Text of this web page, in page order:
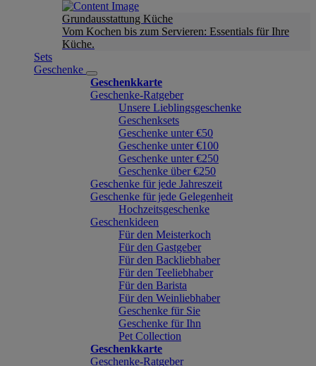
Grundausstattung Küche
Vom Kochen bis zum Servieren: Essentials für Ihre
Küche.
Sets
Geschenke
Geschenkkarte
Geschenke-Ratgeber
Unsere Lieblingsgeschenke
Geschenksets
Geschenke unter €50
Geschenke unter €100
Geschenke unter €250
Geschenke über €250
Geschenke für jede Jahreszeit
Geschenke für jede Gelegenheit
Hochzeitsgeschenke
Geschenkideen
Für den Meisterkoch
Für den Gastgeber
Für den Backliebhaber
Für den Teeliebhaber
Für den Barista
Für den Weinliebhaber
Geschenke für Sie
Geschenke für Ihn
Pet Collection
Geschenkkarte
Geschenke-Ratgeber